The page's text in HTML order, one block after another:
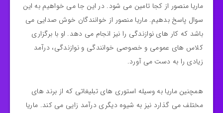
ماریا منصور از کجا تامین می شود. در این جا می خواهیم به این
سوال پاسخ بدهیم. ماریا منصور از خوانندگان خوش صدایی می
باشد که کار های نوازندگی را نیز انجام می دهد. او با برگزاری
کلاس های عمومی و خصوصی خوانندگی و نوازندگی، درآمد
زیادی را به دست می آورد.
همچنین ماریا به وسیله استوری های تبلیغاتی که از برند های
مختلف می گذارد نیز به شیوه دیگری درآمد زایی می کند. ماریا